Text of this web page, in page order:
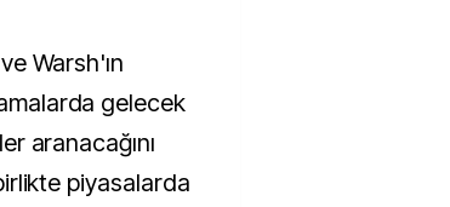
Warsh'ın
gelecek
aranacağını
piyasalarda